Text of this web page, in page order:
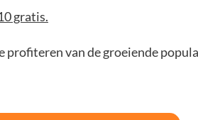
gratis.
profiteren van de groeiende